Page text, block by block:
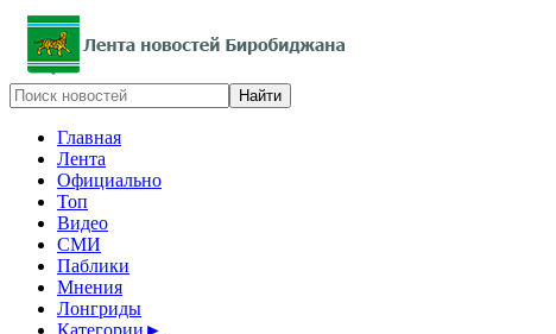
Главная
Лента
Официально
Топ
Видео
СМИ
Паблики
Мнения
Лонгриды
Категории ►